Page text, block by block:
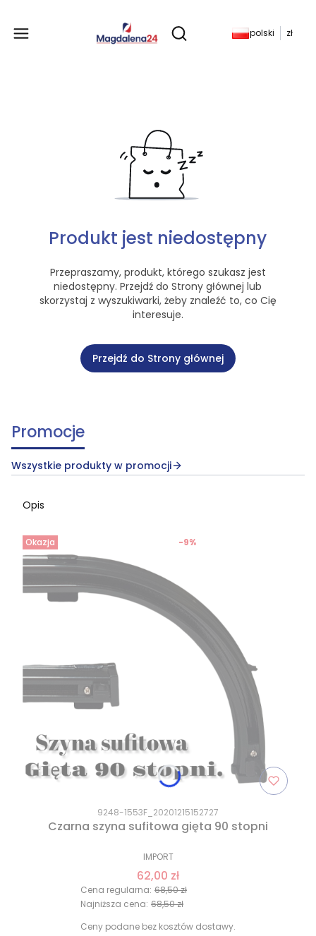
Otwórz wyszukiwarkę
Produkty w
polski zł
Produkt jest niedostępny
Przepraszamy, produkt, którego szukasz jest
niedostępny. Przejdź do Strony głównej lub
skorzystaj z wyszukiwarki, żeby znaleźć to, co Cię
interesuje.
Przejdź do Strony głównej
Promocje
Wszystkie produkty w promocji
Opis
Okazja
9248-1553F_20201215152727
Czarna szyna sufitowa gięta 90 stopni
IMPORT
62,00 zł
Cena regularna: 68,50 zł
-9%
Najniższa cena: 68,50 zł
Ceny podane bez kosztów dostawy.